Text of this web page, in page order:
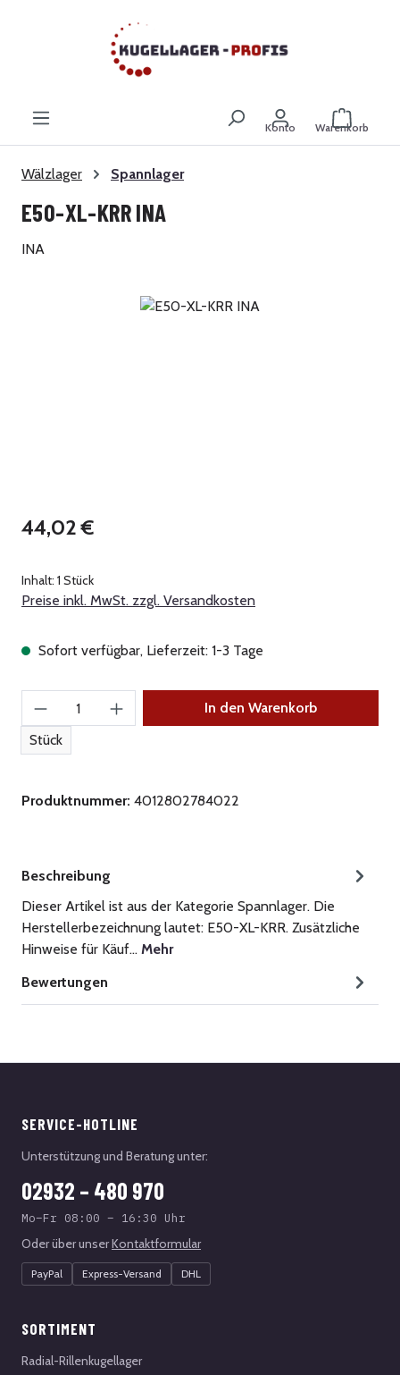
Zum Hauptinhalt springen
Konto Warenkorb
Wälzlager Spannlager
E50-XL-KRR INA
INA
Bildergalerie überspringen
Regulärer Preis:
44,02 €
Inhalt: 1 Stück
Preise inkl. MwSt. zzgl. Versandkosten
Sofort verfügbar, Lieferzeit: 1-3 Tage
Produkt Anzahl: Gib den gewünschten Wert
Stück
In den Warenkorb
Produktnummer: 4012802784022
Beschreibung
Dieser Artikel ist aus der Kategorie Spannlager. Die
Herstellerbezeichnung lautet: E50-XL-KRR. Zusätzliche
Hinweise für Käuf… Mehr
Bewertungen
SERVICE-HOTLINE
Unterstützung und Beratung unter:
02932 – 480 970
Mo–Fr 08:00 – 16:30 Uhr
Oder über unserKontaktformular
PayPal Express-Versand DHL
SORTIMENT
Radial-Rillenkugellager